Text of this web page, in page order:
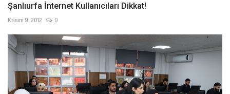
Şanlıurfa İnternet Kullanıcıları Dikkat!
Kasım 9, 2012 0